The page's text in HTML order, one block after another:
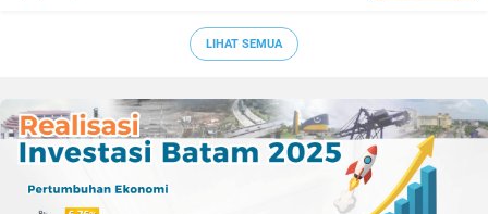
LIHAT SEMUA